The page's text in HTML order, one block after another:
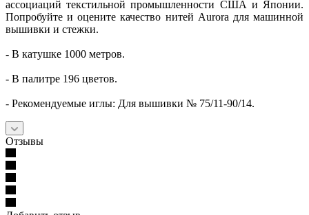
ассоциаций текстильной промышленности США и Японии.
Попробуйте и оцените качество нитей Aurora для машинной
вышивки и стежки.
- В катушке 1000 метров.
- В палитре 196 цветов.
- Рекомендуемые иглы: Для вышивки № 75/11-90/14.
Отзывы